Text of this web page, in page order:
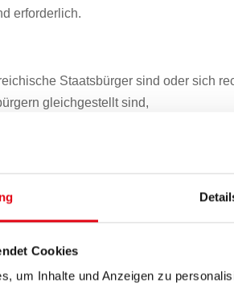
Cookies
um Inhalte und Anzeigen zu
erforderlich.
Staatsbürger sind oder sich
gleichgestellt sind,
oder Anspruchsberechtigte eines
Wunde benötigen,
Hausarztes verfügen, und
burgenländischen
die die Voraussetzungen